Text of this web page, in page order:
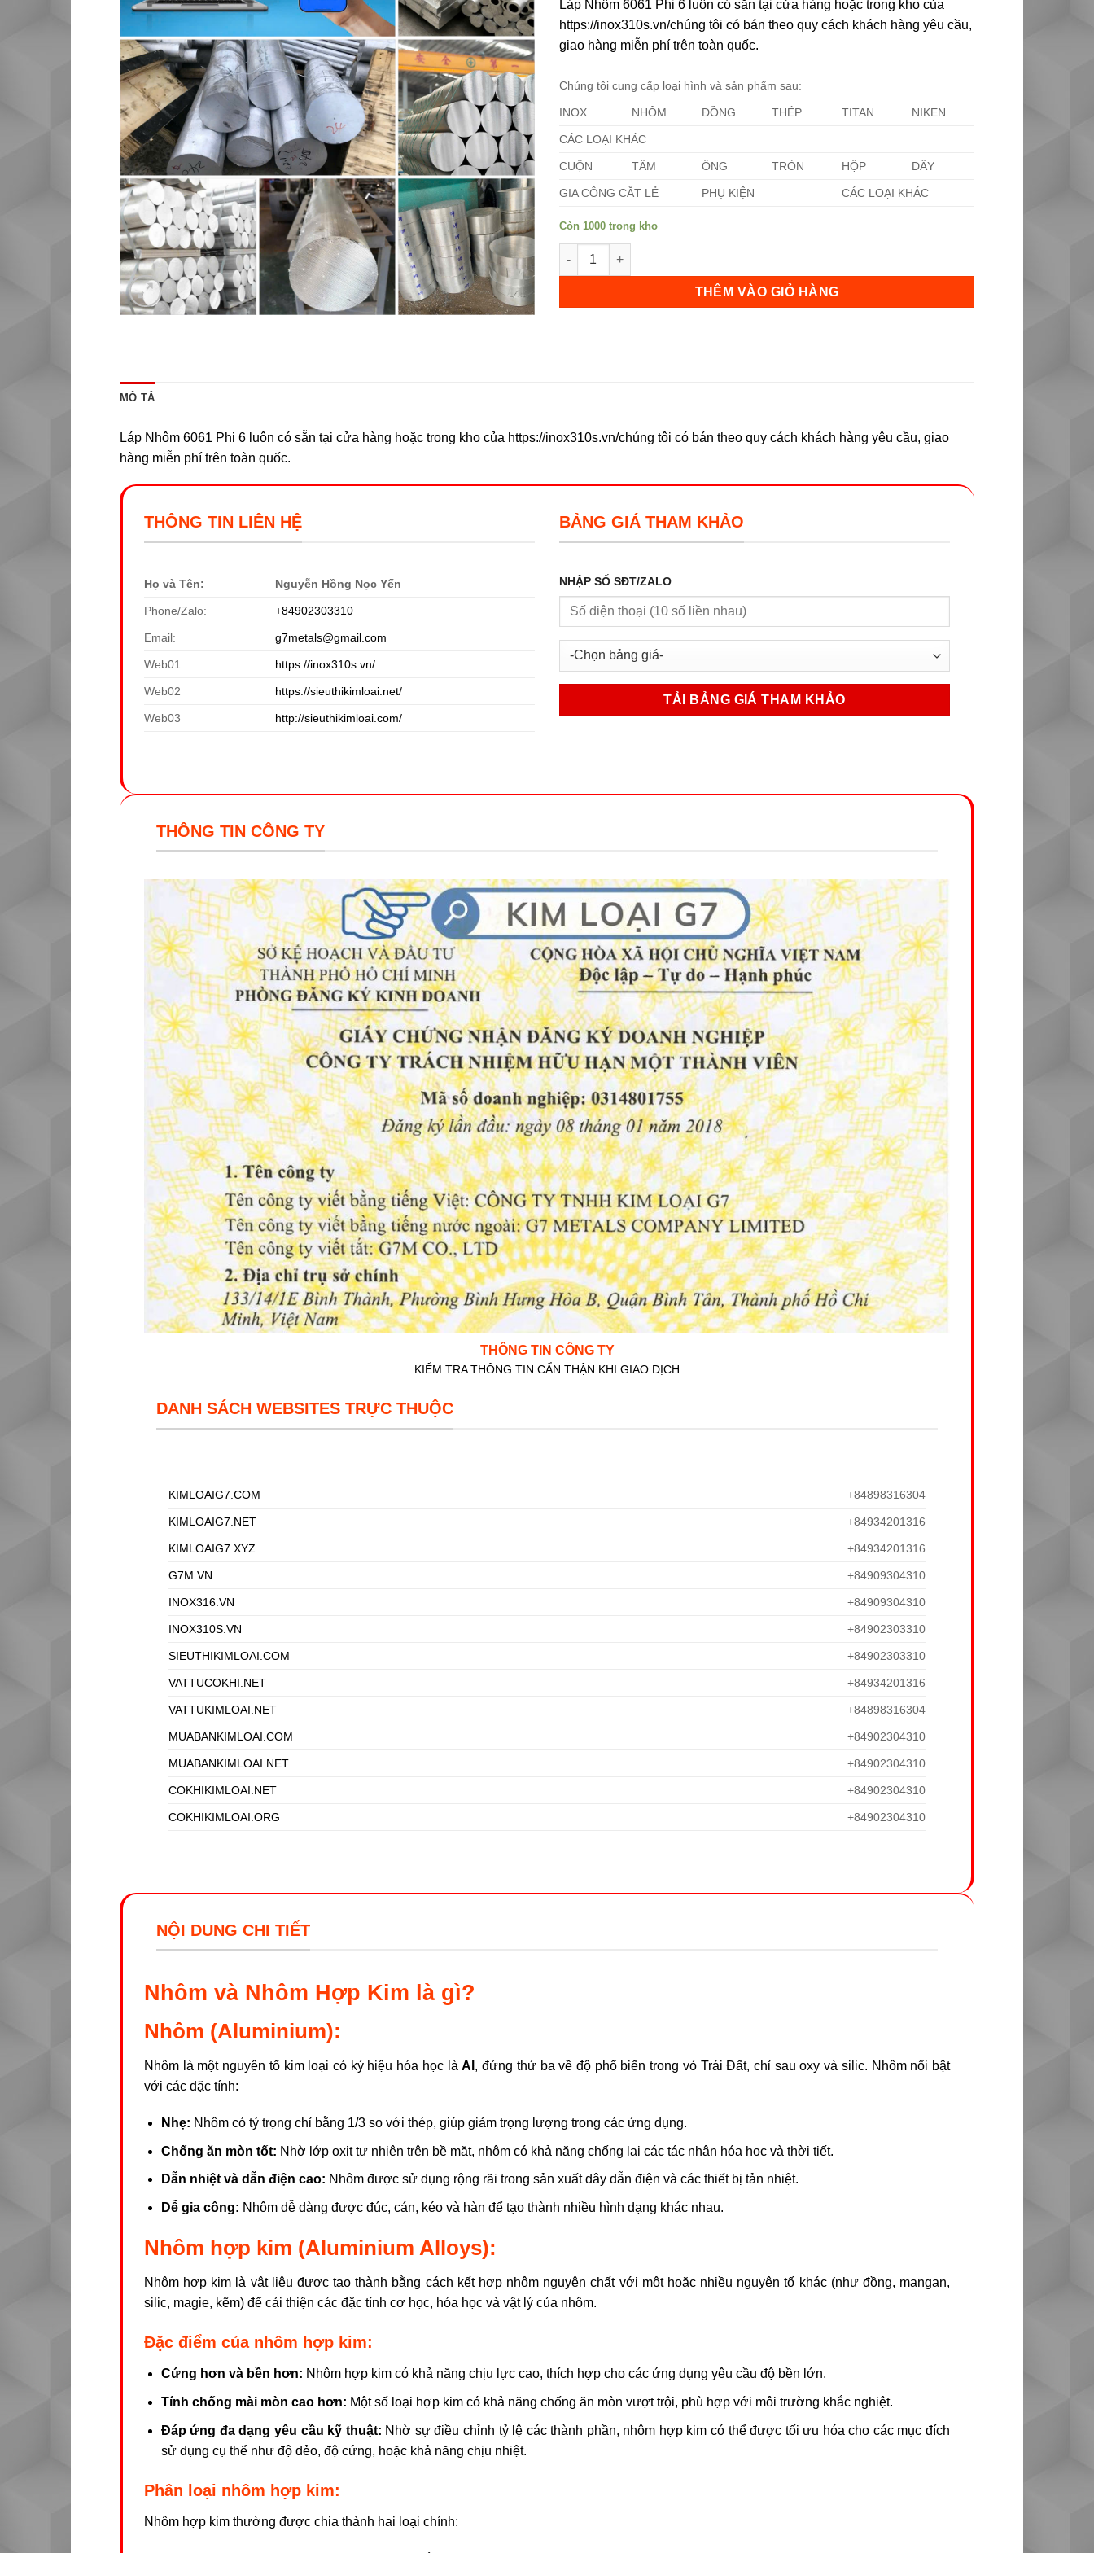
Láp Nhôm 6061 Phi 6 luôn có sẵn tại cửa hàng hoặc trong kho của
https://inox310s.vn/chúng tôi có bán theo quy cách khách hàng yêu cầu,
giao hàng miễn phí trên toàn quốc.
Chúng tôi cung cấp loại hình và sản phẩm sau:
INOX NHÔM ĐỒNG THÉP TITAN NIKEN
CÁC LOẠI KHÁC
CUỘN TẤM ỐNG TRÒN HỘP DÂY
GIA CÔNG CẮT LẺ PHỤ KIỆN CÁC LOẠI KHÁC
Còn 1000 trong kho
Láp Nhôm 6061 Phi 6 số lượng
THÊM VÀO GIỎ HÀNG
MÔ TẢ
Láp Nhôm 6061 Phi 6 luôn có sẵn tại cửa hàng hoặc trong kho của https://inox310s.vn/chúng tôi có bán theo quy cách khách hàng yêu cầu, giao
hàng miễn phí trên toàn quốc.
THÔNG TIN LIÊN HỆ
Họ và Tên: Nguyễn Hồng Nọc Yến
Phone/Zalo: +84902303310
Email: g7metals@gmail.com
Web01 https://inox310s.vn/
Web02 https://sieuthikimloai.net/
Web03 http://sieuthikimloai.com/
BẢNG GIÁ THAM KHẢO
NHẬP SỐ SĐT/ZALO
THÔNG TIN CÔNG TY
THÔNG TIN CÔNG TY
KIỂM TRA THÔNG TIN CẨN THẬN KHI GIAO DỊCH
DANH SÁCH WEBSITES TRỰC THUỘC
KIMLOAIG7.COM +84898316304
KIMLOAIG7.NET +84934201316
KIMLOAIG7.XYZ +84934201316
G7M.VN +84909304310
INOX316.VN +84909304310
INOX310S.VN +84902303310
SIEUTHIKIMLOAI.COM +84902303310
VATTUCOKHI.NET +84934201316
VATTUKIMLOAI.NET +84898316304
MUABANKIMLOAI.COM +84902304310
MUABANKIMLOAI.NET +84902304310
COKHIKIMLOAI.NET +84902304310
COKHIKIMLOAI.ORG +84902304310
NỘI DUNG CHI TIẾT
Nhôm và Nhôm Hợp Kim là gì?
Nhôm (Aluminium):
Nhôm là một nguyên tố kim loại có ký hiệu hóa học làAl , đứng thứ ba về độ phổ biến trong vỏ Trái Đất, chỉ sau oxy và silic. Nhôm nổi bật
với các đặc tính:
Nhẹ: Nhôm có tỷ trọng chỉ bằng 1/3 so với thép, giúp giảm trọng lượng trong các ứng dụng.
Chống ăn mòn tốt: Nhờ lớp oxit tự nhiên trên bề mặt, nhôm có khả năng chống lại các tác nhân hóa học và thời tiết.
Dẫn nhiệt và dẫn điện cao: Nhôm được sử dụng rộng rãi trong sản xuất dây dẫn điện và các thiết bị tản nhiệt.
Dễ gia công: Nhôm dễ dàng được đúc, cán, kéo và hàn để tạo thành nhiều hình dạng khác nhau.
Nhôm hợp kim (Aluminium Alloys):
Nhôm hợp kim là vật liệu được tạo thành bằng cách kết hợp nhôm nguyên chất với một hoặc nhiều nguyên tố khác (như đồng, mangan,
silic, magie, kẽm) để cải thiện các đặc tính cơ học, hóa học và vật lý của nhôm.
Đặc điểm của nhôm hợp kim:
Cứng hơn và bền hơn: Nhôm hợp kim có khả năng chịu lực cao, thích hợp cho các ứng dụng yêu cầu độ bền lớn.
Tính chống mài mòn cao hơn: Một số loại hợp kim có khả năng chống ăn mòn vượt trội, phù hợp với môi trường khắc nghiệt.
Đáp ứng đa dạng yêu cầu kỹ thuật: Nhờ sự điều chỉnh tỷ lệ các thành phần, nhôm hợp kim có thể được tối ưu hóa cho các mục đích
sử dụng cụ thể như độ dẻo, độ cứng, hoặc khả năng chịu nhiệt.
Phân loại nhôm hợp kim:
Nhôm hợp kim thường được chia thành hai loại chính:
Không hiển thị lại nữa!